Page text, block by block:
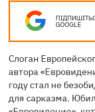
GOOGLE
Слоган
автора
году стал не
для сарказма.